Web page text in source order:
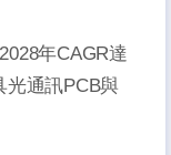
年CAGR達
光通訊PCB與